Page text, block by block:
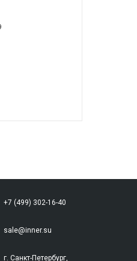
+7 (499) 302-16-40
sale@inner.su
г. Санкт-Петербург,